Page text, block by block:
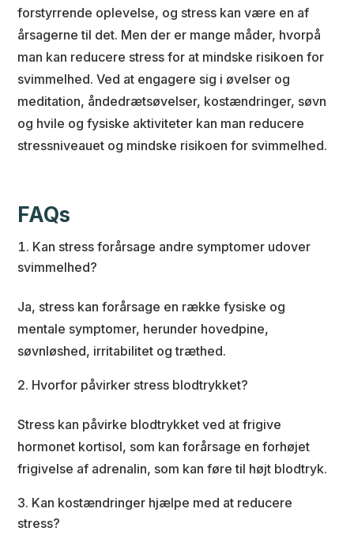
forstyrrende oplevelse, og stress kan være en af
årsagerne til det. Men der er mange måder, hvorpå
man kan reducere stress for at mindske risikoen for
svimmelhed. Ved at engagere sig i øvelser og
meditation, åndedrætsøvelser, kostændringer, søvn
og hvile og fysiske aktiviteter kan man reducere
stressniveauet og mindske risikoen for svimmelhed.
FAQs
Kan stress forårsage andre symptomer udover
svimmelhed?
Ja, stress kan forårsage en række fysiske og
mentale symptomer, herunder hovedpine,
søvnløshed, irritabilitet og træthed.
Hvorfor påvirker stress blodtrykket?
Stress kan påvirke blodtrykket ved at frigive
hormonet kortisol, som kan forårsage en forhøjet
frigivelse af adrenalin, som kan føre til højt blodtryk.
Kan kostændringer hjælpe med at reducere
stress?